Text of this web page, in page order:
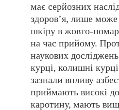
має серйозних
здоровʼя, лише може
шкіру в жовто-
на час прийому.
наукових
курці, колишні
зазнали впливу
приймають високі
каротину, мають